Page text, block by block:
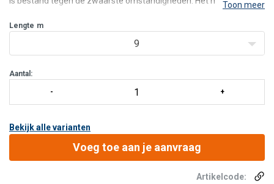
Blok™ plus een 3-weg terughaallier. Het model is corrosiebestendig
met roestvaststalen eindplaten en
Toon meer
Lengte m
9
Aantal:
Bekijk alle varianten
Voeg toe aan je aanvraag
Artikelcode: